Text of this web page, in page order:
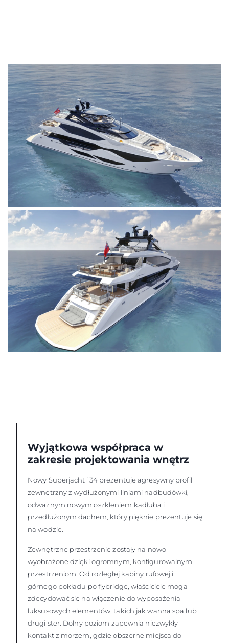
Wyjątkowa współpraca w
zakresie projektowania wnętrz
Nowy Superjacht 134 prezentuje agresywny profil
zewnętrzny z wydłużonymi liniami nadbudówki,
odważnym nowym oszkleniem kadłuba i
przedłużonym dachem, który pięknie prezentuje się
na wodzie.
Zewnętrzne przestrzenie zostały na nowo
wyobrażone dzięki ogromnym, konfigurowalnym
przestrzeniom. Od rozległej kabiny rufowej i
górnego pokładu po flybridge, właściciele mogą
zdecydować się na włączenie do wyposażenia
luksusowych elementów, takich jak wanna spa lub
drugi ster. Dolny poziom zapewnia niezwykły
kontakt z morzem, gdzie obszerne miejsca do